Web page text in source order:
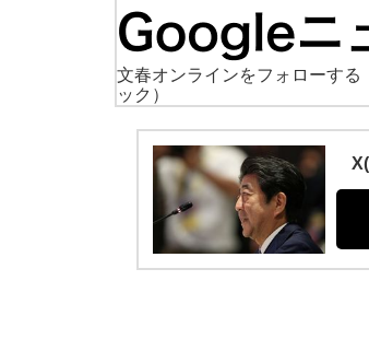
文春オンラインをフォローする
ック）